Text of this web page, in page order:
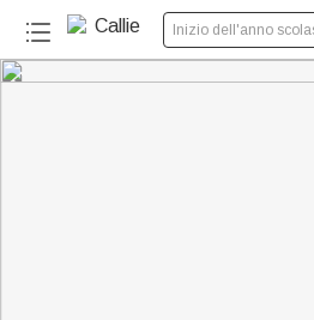
Inizio dell'anno